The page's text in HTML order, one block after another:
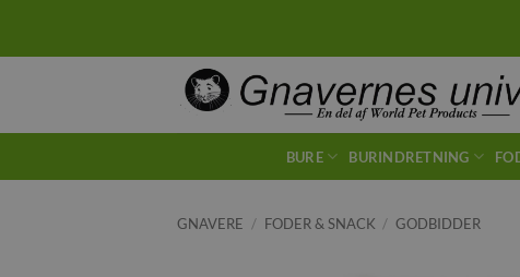
BURE BURINDRETNING
GNAVERE / FODER & SNACK / GODBIDDER